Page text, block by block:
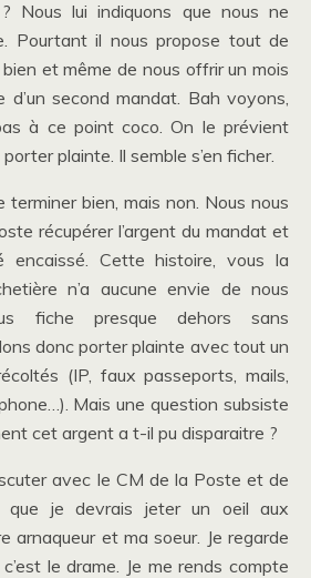
Nous lui indiquons que nous ne
Pourtant il nous propose tout de
et même de nous offrir un mois
second mandat. Bah voyons,
à ce point coco. On le prévient
plainte. Il semble s’en ficher.
terminer bien, mais non. Nous nous
récupérer l’argent du mandat et
encaissé. Cette histoire, vous la
n’a aucune envie de nous
fiche presque dehors sans
donc porter plainte avec tout un
(IP, faux passeports, mails,
Mais une question subsiste
cet argent a t-il pu disparaitre ?
avec le CM de la Poste et de
que je devrais jeter un oeil aux
arnaqueur et ma soeur. Je regarde
le drame. Je me rends compte